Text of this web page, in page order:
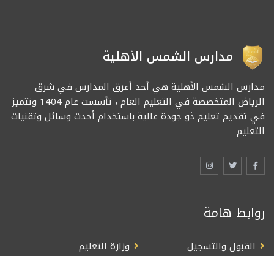
مدارس الشمس الأهلية
مدارس الشمس الأهلية هي أحد أعرق المدارس في شرق
الرياض المتخصصة في التعليم العام ، تأسست عام 1404 وتتميز
في تقديم تعليم ذو جودة عالية باستخدام أحدث وسائل وتقنيات
التعليم
روابط هامة
القبول والتسجيل
وزارة التعليم